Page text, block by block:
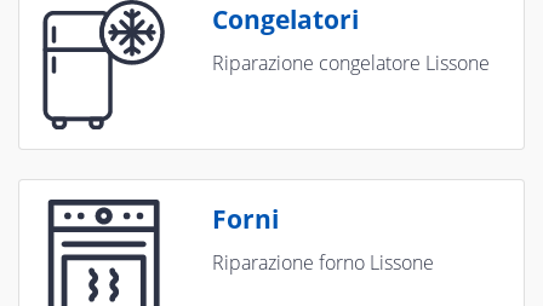
Congelatori
Riparazione congelatore Lissone
Forni
Riparazione forno Lissone